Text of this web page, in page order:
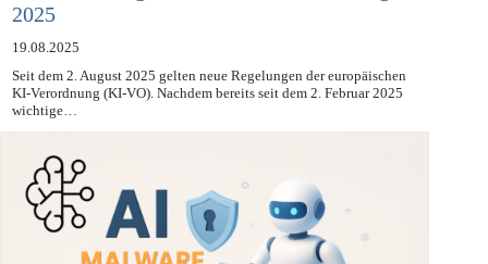
KI-Verordnung: Neue Pflichten seit 2. August
2025
19.08.2025
Seit dem 2. August 2025 gelten neue Regelungen der europäischen
KI-Verordnung (KI-VO). Nachdem bereits seit dem 2. Februar 2025
wichtige…